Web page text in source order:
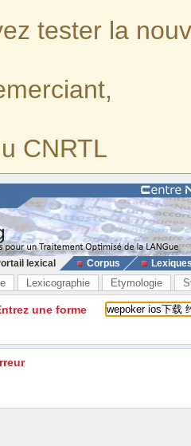
tester la
CNRTL
lexical Corpus
Lexicographie Etymologie
une forme